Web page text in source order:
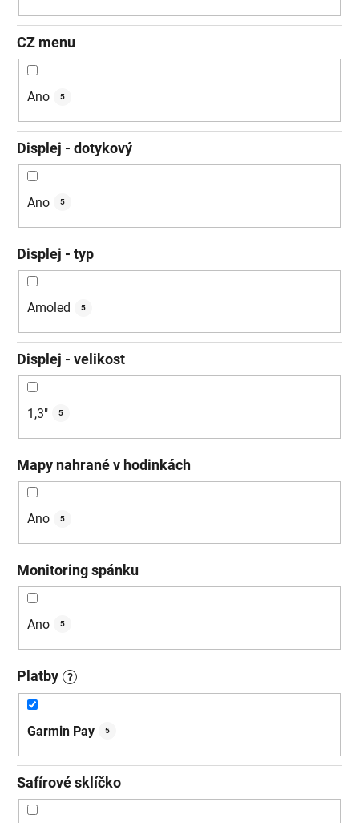
CZ menu
Ano 5
Displej - dotykový
Ano 5
Displej - typ
Amoled 5
Displej - velikost
1,3" 5
Mapy nahrané v hodinkách
Ano 5
Monitoring spánku
Ano 5
Platby ?
Garmin Pay 5
Safírové sklíčko